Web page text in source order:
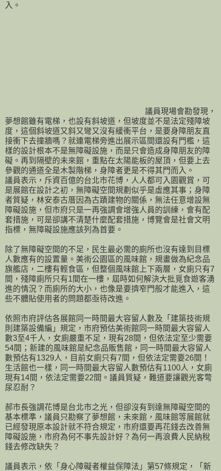
入。
議員現場會勘發現，
夢想館雖有電梯，也設有斜坡道，但坡度並不是法定殘障坡
度，這個斜坡道又斜又彎又沒有緩衝平台，是要身障朋友直
接衝下去撞牆嗎？就連電梯旁進出展示區間還設有門檻，這
樣的設計根本不是無障礙設施，而是只會造成身障朋友的障
礙。再到隔壁的未來館，重點在太陽能板的屋頂，但要上去
參觀的通道全是木製階梯，身障者更是不得其門而入。
議員表示，斥資百億的台北市花博，人人都可入園觀賞，可
是展館在設計之初，無障礙空間規劃似乎是虛應其事；身障
者質疑，林安泰古厝因為古蹟建物的關係，無法任意增設無
障礙設施，但市府只是一再強調會增強人員的訓練，會有配
套措施，可是卻講不清楚什麼配套措施，博覽會是社會文明
指標，無障礙設施應該列為首要。
除了無障礙空間的不足，民生最必需的廁所也沒有達到目標
人數應有的設置量。美術公園區的風味館，規畫做為紀念品
旗艦店，二樓有輕食區，但整個風味館上下兩層，女廁只有7
間，殘障廁所只有1間在一樓，屆時如何解決大批覓食遊客湧
進的情況？而廁所的大小，也像是要擠窄門般才能進入，這
些不體貼使用者的問題都亟待改進。
依照市府評估各展館同一時間最大容留人數及「建築技術規
則建築設備編」規定，市府預估美術館同一時間最大容留人
數3至4千人，女廁嚴重不足，現有28間，但依法定至少需要
54間；新建的風味館是紀念品販售館，同一時間最大容留人
數預估有1329人，目前女廁只有7間，但依法定需要26間！
生活館也一樣，同一時間最大容留人數預估有1100人，女廁
現有14間，依法定需要22間。議員質疑，難道要讓觀光客彆
尿忍耐？
郝市長強調花博是台北市之光，但卻沒有到達無障礙空間的
基本標準，議員只勘察了夢想館，未來館，風味館等展館就
已經發現原本設計就不符合規定，市府還要再花錢去改善無
障礙設施，市府為何不事先設計好？為何一再浪費人民納稅
錢去修改缺失？
議員表示，依「身心障礙者權益保障法」第57條規定，「新